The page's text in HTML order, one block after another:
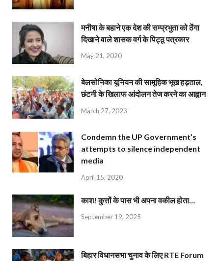
मनीषा के बहाने एक देश की सम्प्रभुता को ठेंगा
दिखाने वाले शासक वर्ग के पिट्ठू पत्रकार
May 21, 2020
बेलसोनिका यूनियन की सामूहिक भूख हड़ताल,
छंटनी के खिलाफ आंदोलन तेज करने का आह्वान
March 27, 2023
Condemn the UP Government’s
attempts to silence independent
media
April 15, 2020
काश! कुत्तों के पास भी अपना वकील होता…
September 19, 2025
बिहार विधानसभा चुनाव के लिए RTE Forum